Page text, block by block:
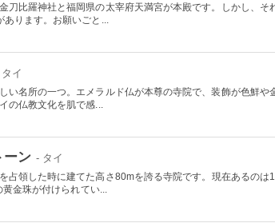
刀比羅神社と福岡県の太宰府天満宮が本殿です。しかし、そ
あります。お願いごと...
イ
い名所の一つ。エメラルド仏が本尊の寺院で、装飾が色鮮や
の仏教文化を肌で感...
ーン - タイ
占領した時に建てた高さ80mを誇る寺院です。現在あるのは
金珠が付けられてい...